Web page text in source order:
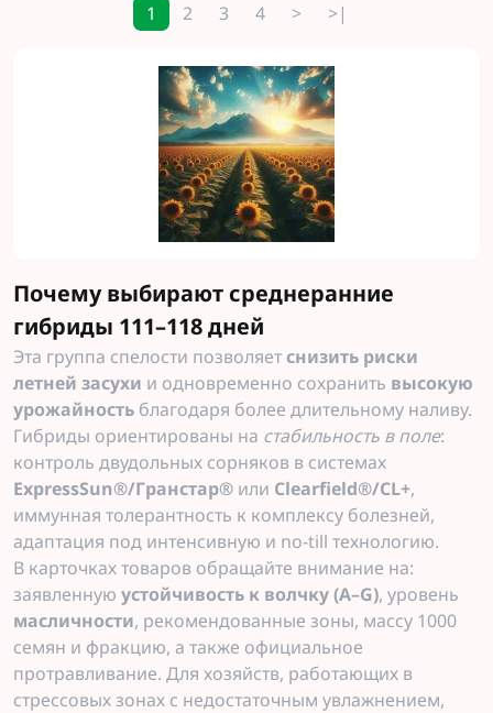
1 2 3 4 > >|
Почему выбирают среднеранние
гибриды 111–118 дней
Эта группа спелости позволяетснизить риски
летней засухи и одновременно сохранить высокую
урожайность благодаря более длительному наливу.
Гибриды ориентированы на стабильность в поле:
контроль двудольных сорняков в системах
ExpressSun®/Гранстар® или Clearfield®/CL+,
иммунная толерантность к комплексу болезней,
адаптация под интенсивную и no-till технологию.
В карточках товаров обращайте внимание на:
заявленную устойчивость к волчку (A–G), уровень
масличности, рекомендованные зоны, массу 1000
семян и фракцию, а также официальное
протравливание. Для хозяйств, работающих в
стрессовых зонах с недостаточным увлажнением,